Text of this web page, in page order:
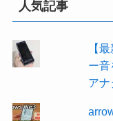
人気記事
【
ー
ア